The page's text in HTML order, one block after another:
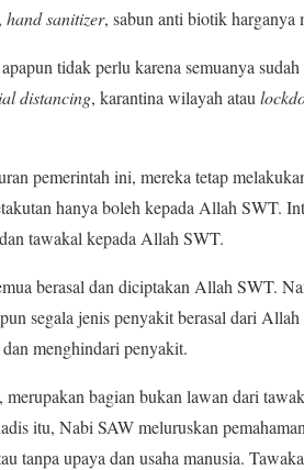
hand sanitizer, sabun anti biotik harganya
tidak perlu karena semuanya
distancing, karantina wilayah atau
pemerintah ini, mereka tetap
hanya boleh kepada Allah SWT.
tawakal kepada Allah SWT.
berasal dan diciptakan Allah SWT.
segala jenis penyakit berasal dari
menghindari penyakit.
bagian bukan lawan dari
itu, Nabi SAW meluruskan
tanpa upaya dan usaha manusia.